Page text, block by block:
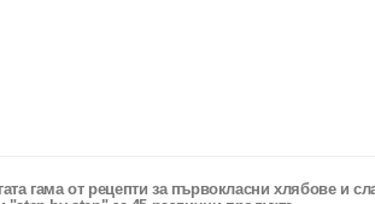
гама от рецепти за първокласни хлябове и